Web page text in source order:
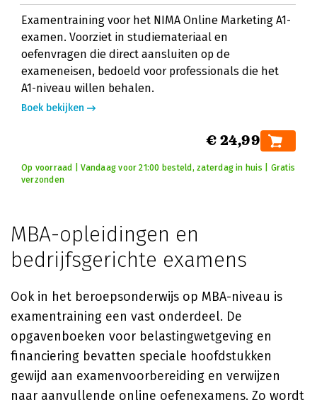
Examentraining voor het NIMA Online Marketing A1-
examen. Voorziet in studiemateriaal en
oefenvragen die direct aansluiten op de
exameneisen, bedoeld voor professionals die het
A1-niveau willen behalen.
Boek bekijken
€ 24,99
Op voorraad | Vandaag voor 21:00 besteld, zaterdag in huis | Gratis
verzonden
MBA-opleidingen en
bedrijfsgerichte examens
Ook in het beroepsonderwijs op MBA-niveau is
examentraining een vast onderdeel. De
opgavenboeken voor belastingwetgeving en
financiering bevatten speciale hoofdstukken
gewijd aan examenvoorbereiding en verwijzen
naar aanvullende online oefenexamens. Zo wordt